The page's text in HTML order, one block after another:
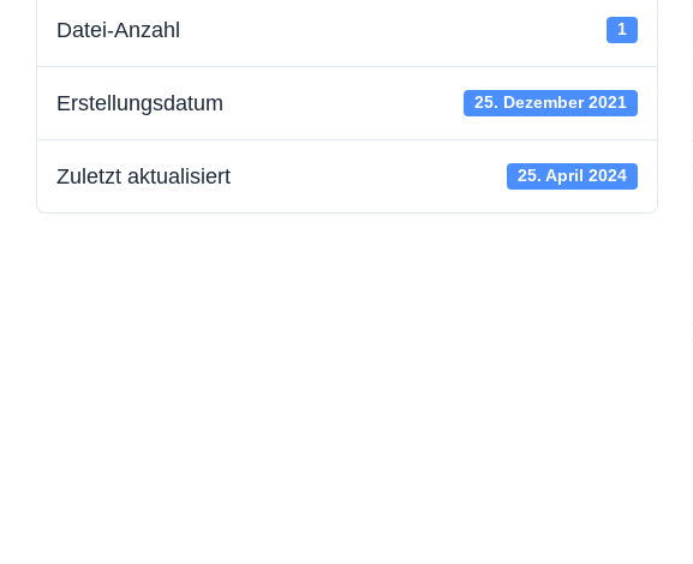
Datei-Anzahl 1
Erstellungsdatum 25. Dezember 2021
Zuletzt aktualisiert 25. April 2024